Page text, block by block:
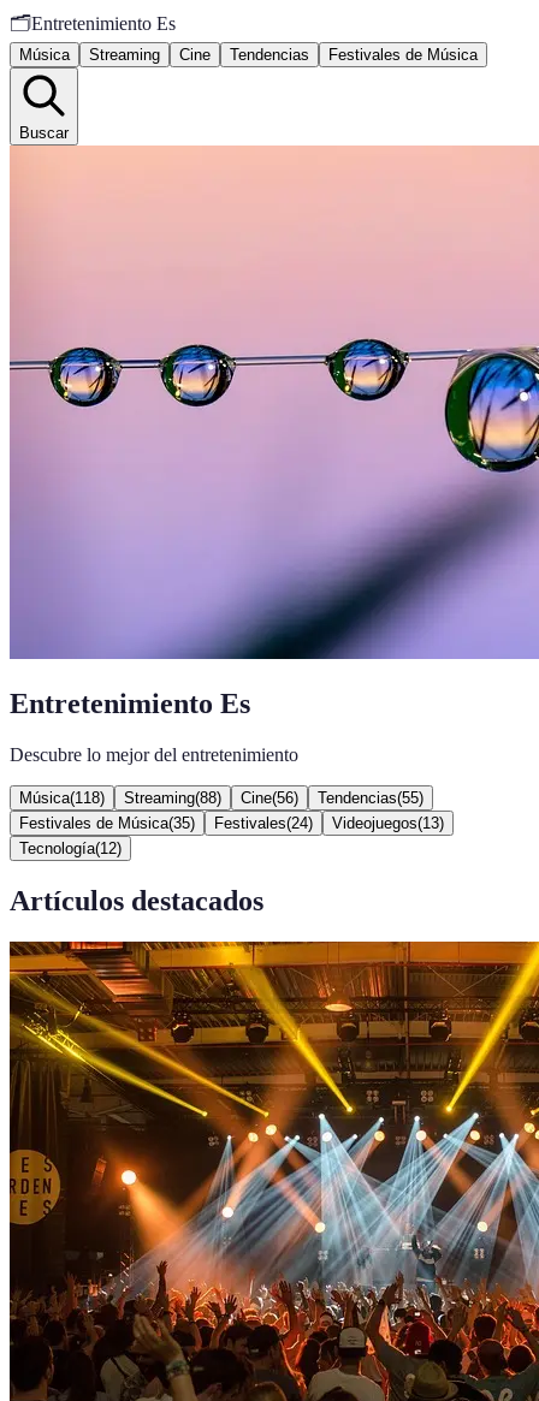
🗂️Entretenimiento Es
Música Streaming Cine Tendencias Festivales de Música
Buscar
Entretenimiento Es
Descubre lo mejor del entretenimiento
Música(118) Streaming(88) Cine(56) Tendencias(55)
Festivales de Música(35) Festivales(24) Videojuegos(13)
Tecnología(12)
Artículos destacados